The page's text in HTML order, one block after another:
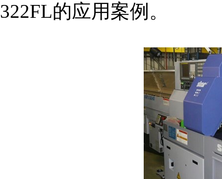
322FL的应用案例。